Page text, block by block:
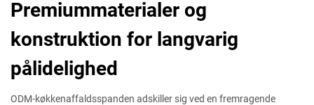
Premiummaterialer og
konstruktion for langvarig
pålidelighed
ODM-køkkenaffaldsspanden adskiller sig ved en fremragende